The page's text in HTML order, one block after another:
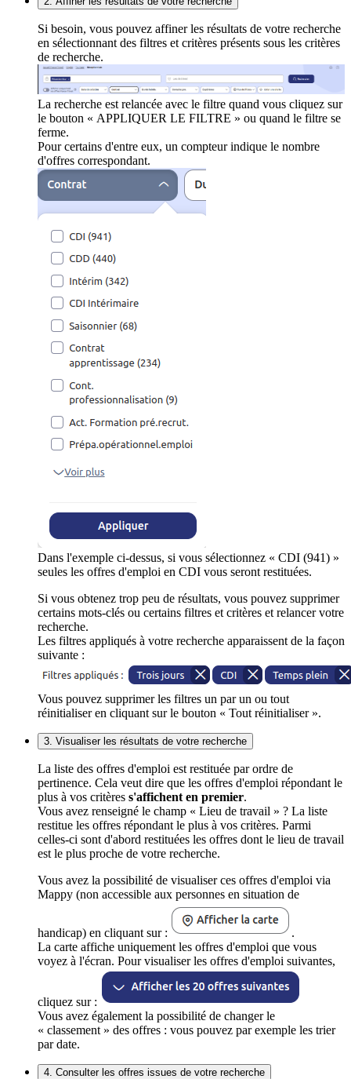
Si besoin, vous pouvez affiner les résultats de votre recherche
en sélectionnant des filtres et critères présents sous les critères
de recherche.
La recherche est relancée avec le filtre quand vous cliquez sur
le bouton « APPLIQUER LE FILTRE » ou quand le filtre se
ferme.
Pour certains d'entre eux, un compteur indique le nombre
d'offres correspondant.
Dans l'exemple ci-dessus, si vous sélectionnez « CDI (941) »
seules les offres d'emploi en CDI vous seront restituées.
Si vous obtenez trop peu de résultats, vous pouvez supprimer
certains mots-clés ou certains filtres et critères et relancer votre
recherche.
Les filtres appliqués à votre recherche apparaissent de la façon
suivante :
Vous pouvez supprimer les filtres un par un ou tout
réinitialiser en cliquant sur le bouton « Tout réinitialiser ».
3. Visualiser les résultats de votre recherche
La liste des offres d'emploi est restituée par ordre de
pertinence. Cela veut dire que les offres d'emploi répondant le
plus à vos critères s'affichent en premier.
Vous avez renseigné le champ « Lieu de travail » ? La liste
restitue les offres répondant le plus à vos critères. Parmi
celles-ci sont d'abord restituées les offres dont le lieu de travail
est le plus proche de votre recherche.
Vous avez la possibilité de visualiser ces offres d'emploi via
Mappy (non accessible aux personnes en situation de
handicap) en cliquant sur :
.
La carte affiche uniquement les offres d'emploi que vous
voyez à l'écran. Pour visualiser les offres d'emploi suivantes,
cliquez sur :
Vous avez également la possibilité de changer le
« classement » des offres : vous pouvez par exemple les trier
par date.
4. Consulter les offres issues de votre recherche